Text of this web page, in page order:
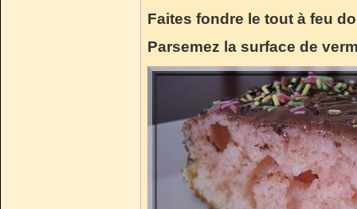
Faites fondre le tout à feu
Parsemez la surface de